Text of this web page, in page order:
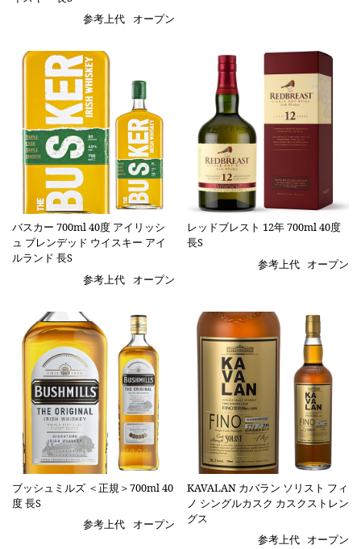
参考上代
オープン
バスカー 700ml 40度 アイリッシ
ュ ブレンデッド ウイスキー アイ
ルランド 長S
参考上代
オープン
レッドブレスト 12年 700ml 40度
長S
参考上代 オープン
ブッシュミルズ ＜正規＞700ml 40
度 長S
参考上代
オープン
KAVALAN カバラン ソリスト フィ
ノ シングルカスク カスクストレン
グス
参考上代 オープン